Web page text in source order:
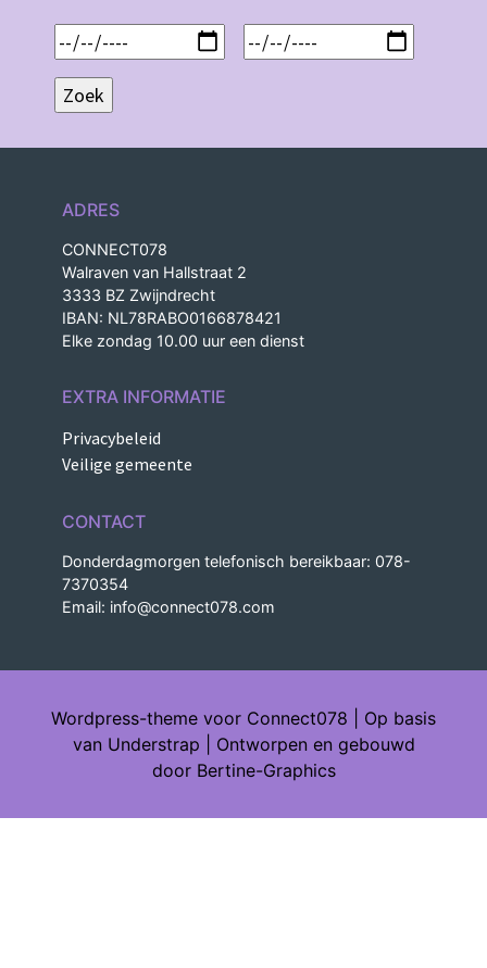
ADRES
CONNECT078
Walraven van Hallstraat 2
3333 BZ Zwijndrecht
IBAN: NL78RABO0166878421
Elke zondag 10.00 uur een dienst
EXTRA INFORMATIE
Privacybeleid
Veilige gemeente
CONTACT
Donderdagmorgen telefonisch bereikbaar: 078-
7370354
Email: info@connect078.com
Wordpress-theme voor Connect078 | Op basis
van Understrap | Ontworpen en gebouwd
door Bertine-Graphics